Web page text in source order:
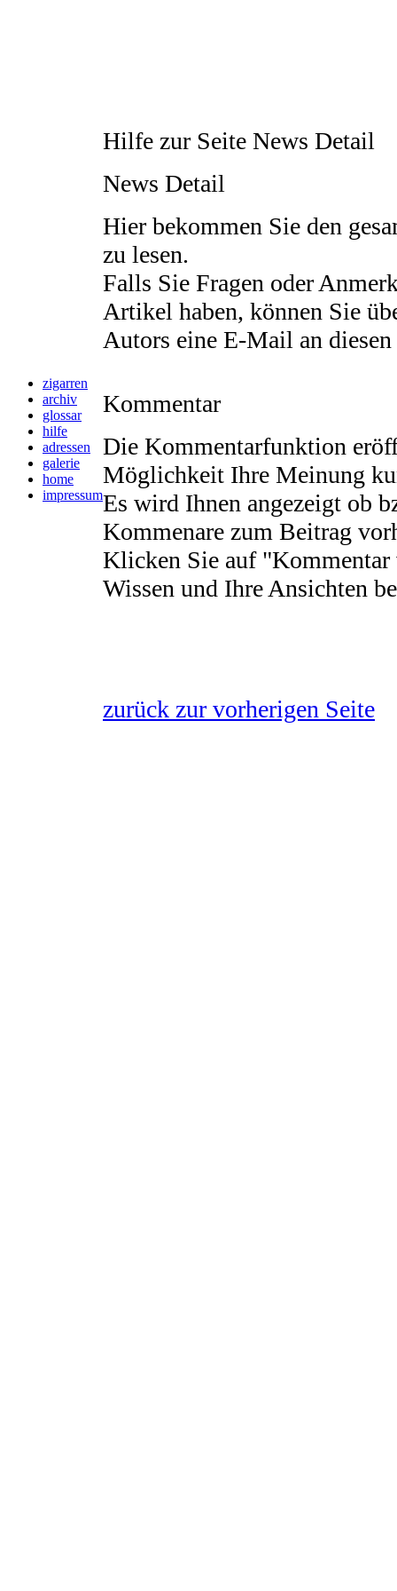
zigarren
archiv
glossar
hilfe
adressen
galerie
home
impressum
Hilfe zur Seite News Detail
News Detail
Hier bekommen Sie den
zu lesen.
Falls Sie Fragen oder
Artikel haben, können Sie
Autors eine E-Mail an
Kommentar
Die Kommentarfunktion
Möglichkeit Ihre Meinung
Es wird Ihnen angezeigt ob
Kommenare zum Beitrag
Klicken Sie auf "Kommentar
Wissen und Ihre Ansichten
zurück zur vorherigen Seite